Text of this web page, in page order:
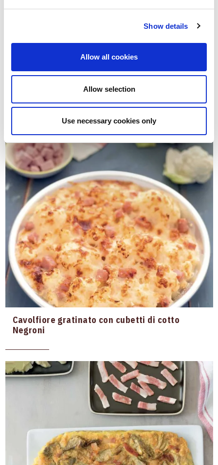
Show details
Allow all cookies
Allow selection
Use necessary cookies only
Crespelle con Cubetti di Pancetta
Affumicata Negroni e zucca
Cavolfiore gratinato con cubetti di cotto
Negroni